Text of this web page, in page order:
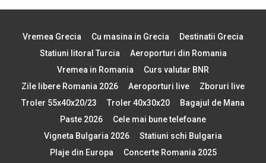
Vremea Grecia Cu masina in Grecia
Destinatii Grecia
Statiuni litoral Turcia
Aeroporturi din Romania
Vremea in Romania
Curs valutar BNR
Zile libere Romania 2026
Aeroporturi live
Zboruri live
Troler 55x40x20/23
Troler 40x30x20
Bagajul de Mana
Paste 2026
Cele mai bune telefoane
Vigneta Bulgaria 2026
Statiuni schi Bulgaria
Plaje din Europa
Concerte Romania 2025